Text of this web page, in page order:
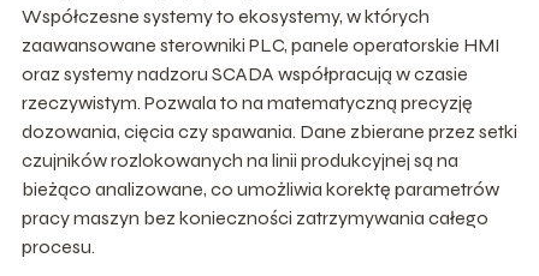
Współczesne systemy to ekosystemy, w których
zaawansowane sterowniki PLC, panele operatorskie HMI
oraz systemy nadzoru SCADA współpracują w czasie
rzeczywistym. Pozwala to na matematyczną precyzję
dozowania, cięcia czy spawania. Dane zbierane przez setki
czujników rozlokowanych na linii produkcyjnej są na
bieżąco analizowane, co umożliwia korektę parametrów
pracy maszyn bez konieczności zatrzymywania całego
procesu.